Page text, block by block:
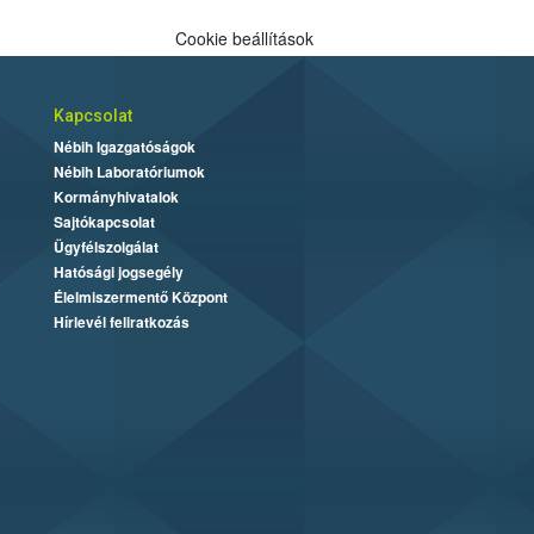
Cookie beállítások
Kapcsolat
Nébih Igazgatóságok
Nébih Laboratóriumok
Kormányhivatalok
Sajtókapcsolat
Ügyfélszolgálat
Hatósági jogsegély
Élelmiszermentő Központ
Hírlevél feliratkozás